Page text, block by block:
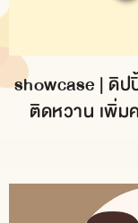
showcase | ดิ
ติดหวาน เพิ่ม